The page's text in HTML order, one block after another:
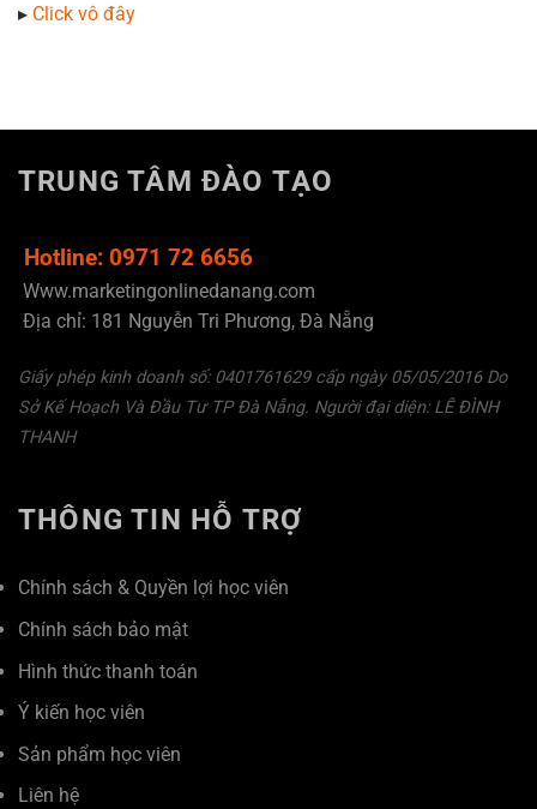
▸ Click vô đây
TRUNG TÂM ĐÀO TẠO
Hotline: 0971 72 6656
Www.marketingonlinedanang.com
Địa chỉ: 181 Nguyễn Tri Phương, Đà Nẵng
Giấy phép kinh doanh số: 0401761629 cấp ngày 05/05/2016 Do
Sở Kế Hoạch Và Đầu Tư TP Đà Nẵng. Người đại diện: LÊ ĐÌNH
THANH
THÔNG TIN HỖ TRỢ
Chính sách & Quyền lợi học viên
Chính sách bảo mật
Hình thức thanh toán
Ý kiến học viên
Sản phẩm học viên
Liên hệ